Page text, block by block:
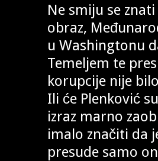
Ne smiju se
obraz,
u Washingtonu
Temeljem te
korupcije nije
Ili će Plenković
izraz marno
imalo značiti da
presude samo